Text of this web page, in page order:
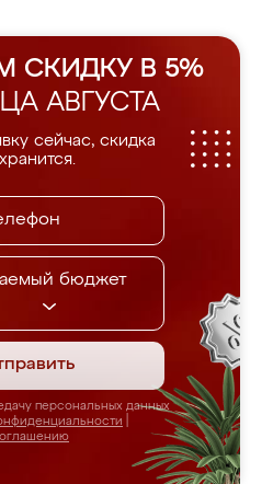
СКИДКУ В 5%
АВГУСТА
сейчас, скидка
бюджет
персональных данных